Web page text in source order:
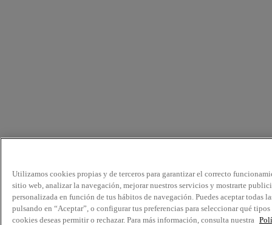
Utilizamos cookies propias y de terceros para garantizar el correcto
sitio web, analizar la navegación, mejorar nuestros servicios y mostrarte
personalizada en función de tus hábitos de navegación. Puedes aceptar todas
pulsando en “Aceptar”, o configurar tus preferencias para seleccionar qué tipos
cookies deseas permitir o rechazar. Para más información, consulta nuestra